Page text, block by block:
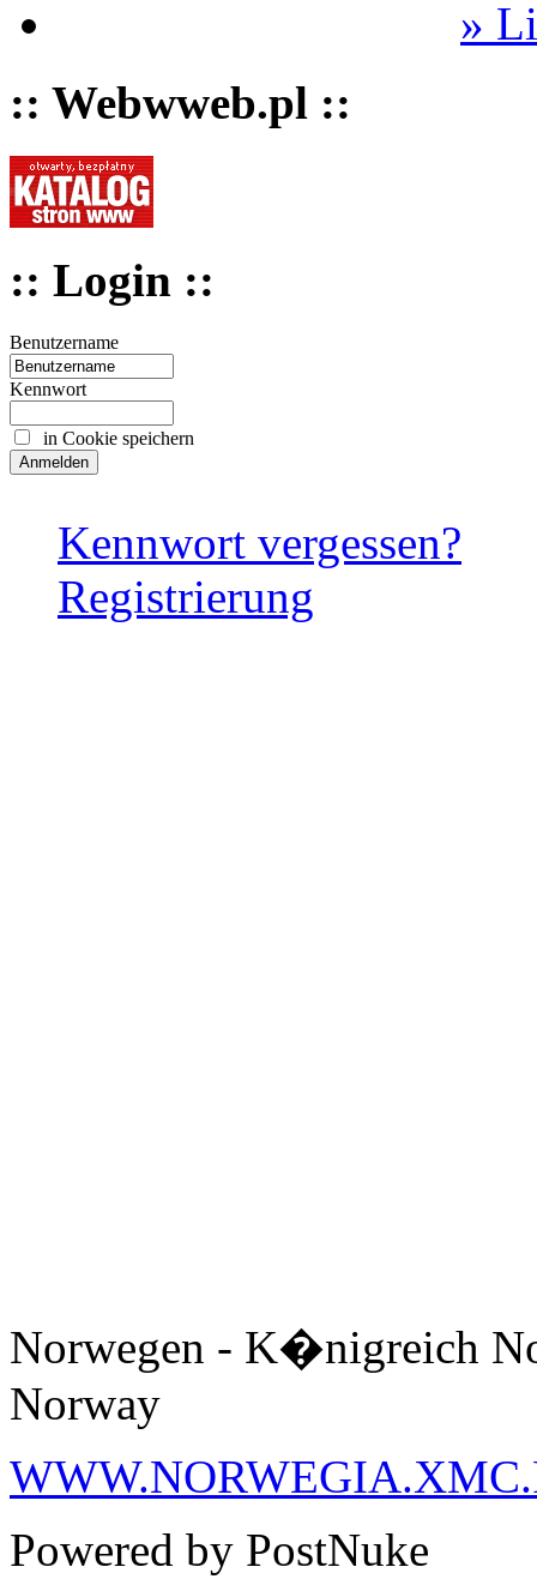
»
:: Webwweb.pl ::
:: Login ::
Benutzername
Kennwort
in Cookie speichern
Kennwort vergessen?
Registrierung
Norwegen - K�nigreich
Norway
Powered by PostNuke